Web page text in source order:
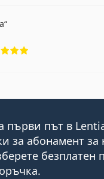
първи път в
за абонамент
безплатен